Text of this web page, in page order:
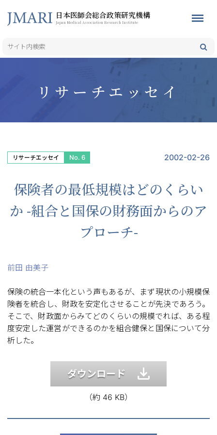
日本医師会総合政策研究機構
Japan Medical Association Research Institute
リサーチエッセイ
リサーチエッセイ No. 6 2002-02-26
保険者の最低規模はどのくらい
か -組合と国保の財務面からのア
プローチ-
前田 由美子
保険の統合一本化という声もあるが、まず現状の小規模保
険者を統合し、財政を安定化させることが先決であろう。
そこで、財政面からみてどのくらいの規模でれば、ある程
度安定した運営ができるのかを組合健保と国保について分
析した。
ダウンロード
（約 46 KB）